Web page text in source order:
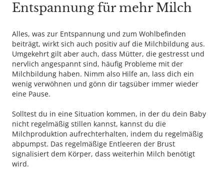
Entspannung für mehr Milch
Alles, was zur Entspannung und zum Wohlbefinden
beiträgt, wirkt sich auch positiv auf die Milchbildung aus.
Umgekehrt gilt aber auch, dass Mütter, die gestresst und
nervlich angespannt sind, häufig Probleme mit der
Milchbildung haben. Nimm also Hilfe an, lass dich ein
wenig verwöhnen und gönn dir tagsüber immer wieder
eine Pause.
Solltest du in eine Situation kommen, in der du dein Baby
nicht regelmäßig stillen kannst, kannst du die
Milchproduktion aufrechterhalten, indem du regelmäßig
abpumpst. Das regelmäßige Entleeren der Brust
signalisiert dem Körper, dass weiterhin Milch benötigt
wird.